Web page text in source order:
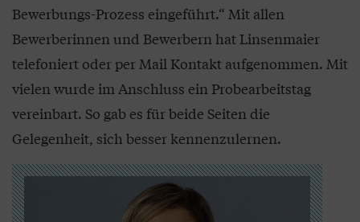
Bewerbungs-Prozess eingeführt.“ Mit allen
Bewerberinnen und Bewerbern hat Linsenmaier
telefoniert oder per Mail Kontakt aufgenommen. Mit
vielen wurde im Anschluss ein Probearbeitstag
vereinbart. So gab es für beide Seiten die
Gelegenheit, sich besser kennenzulernen.